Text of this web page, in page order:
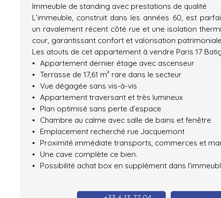
Immeuble de standing avec prestations de qualité
L’immeuble, construit dans les années 60, est
un ravalement récent côté rue et une isolation
cour, garantissant confort et valorisation
Les atouts de cet appartement à vendre Paris 17
Appartement dernier étage avec ascenseur
Terrasse de 17,61 m² rare dans le secteur
Vue dégagée sans vis-à-vis
Appartement traversant et très lumineux
Plan optimisé sans perte d’espace
Chambre au calme avec salle de bains et fenêtre
Emplacement recherché rue Jacquemont
Proximité immédiate transports, commerces et
Une cave complète ce bien.
Possibilité achat box en supplément dans